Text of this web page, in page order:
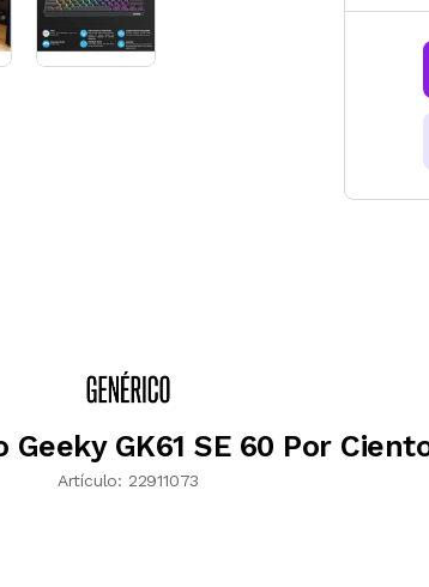
GK61 SE 60 Por
Artículo: 22911073